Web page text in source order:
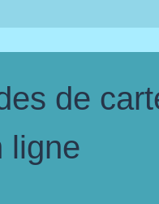
de
ligne